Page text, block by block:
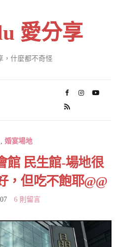
愛分享
，什麼都不奇怪
, 婚宴場地
館 民生館-場地很
，但吃不飽耶@@
6 則留言